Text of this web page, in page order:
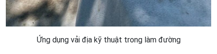
Ứng dụng vải địa kỹ thuật trong làm đường